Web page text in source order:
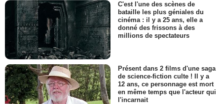
C'est l'une des scènes de
bataille les plus géniales du
cinéma : il y a 25 ans, elle a
donné des frissons à des
millions de spectateurs
Présent dans 2 films d'une saga
de science-fiction culte ! Il y a
12 ans, ce personnage est mort
en même temps que l'acteur qui
l'incarnait